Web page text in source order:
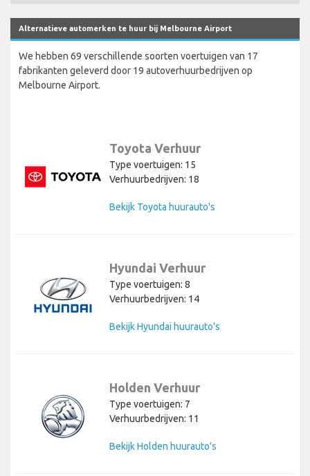
Alternatieve automerken te huur bij Melbourne Airport
We hebben 69 verschillende soorten voertuigen van 17
fabrikanten geleverd door 19 autoverhuurbedrijven op
Melbourne Airport.
Toyota Verhuur
Type voertuigen: 15
Verhuurbedrijven: 18
Bekijk Toyota huurauto's
Hyundai Verhuur
Type voertuigen: 8
Verhuurbedrijven: 14
Bekijk Hyundai huurauto's
Holden Verhuur
Type voertuigen: 7
Verhuurbedrijven: 11
Bekijk Holden huurauto's